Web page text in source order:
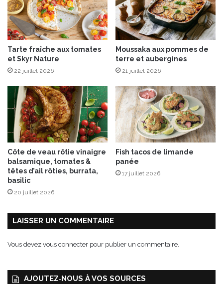
n
a
r
d
p
o
l
2
0
1
7
c
o
l
a
b
l
Tarte fraîche aux tomates
et Skyr Nature
22 juillet 2026
Moussaka aux pommes de
terre et aubergines
21 juillet 2026
Côte de veau rôtie vinaigre
balsamique, tomates &
têtes d’ail rôties, burrata,
basilic
20 juillet 2026
Fish tacos de limande
panée
17 juillet 2026
LAISSER UN COMMENTAIRE
Vous devez vous connecter pour publier un commentaire.
AJOUTEZ‑NOUS À VOS SOURCES